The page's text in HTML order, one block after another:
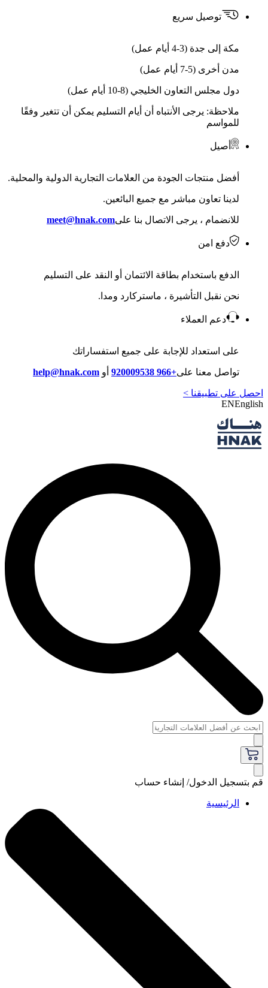
توصيل سريع
مكة إلى جدة (3-4 أيام عمل)
مدن أخرى (5-7 أيام عمل)
دول مجلس التعاون الخليجي (8-10 أيام عمل)
ملاحظة: يرجى الأنتباه أن أيام التسليم يمكن أن تتغير وفقًا
للمواسم
أصيل
أفضل منتجات الجودة من العلامات التجارية الدولية والمحلية.
لدينا تعاون مباشر مع جميع البائعين.
للانضمام ، يرجى الاتصال بنا علىmeet@hnak.com
دفع امن
الدفع باستخدام بطاقة الائتمان أو النقد على التسليم
نحن نقبل التأشيرة ، ماستركارد ومدا.
دعم العملاء
على استعداد للإجابة على جميع استفساراتك
تواصل معنا على+966 920009538 أو help@hnak.com
احصل على تطبيقنا >
ENEnglish
قم بتسجيل الدخول/ إنشاء حساب
الرئيسية